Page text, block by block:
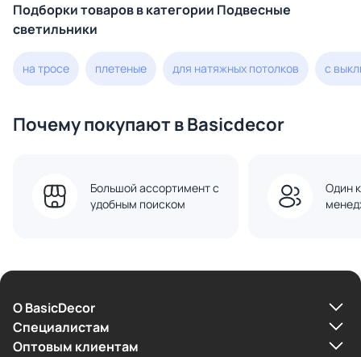
Подборки товаров в категории Подвесные
светильники
на тросе плетеные для натяжных потолков с
Почему покупают в Basicdecor
Большой ассортимент с
удобным поиском
Один
О BasicDecor
Cпециалистам
Оптовым клиентам